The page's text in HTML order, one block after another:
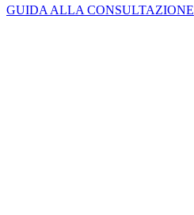
GUIDA ALLA CONSULTAZIONE